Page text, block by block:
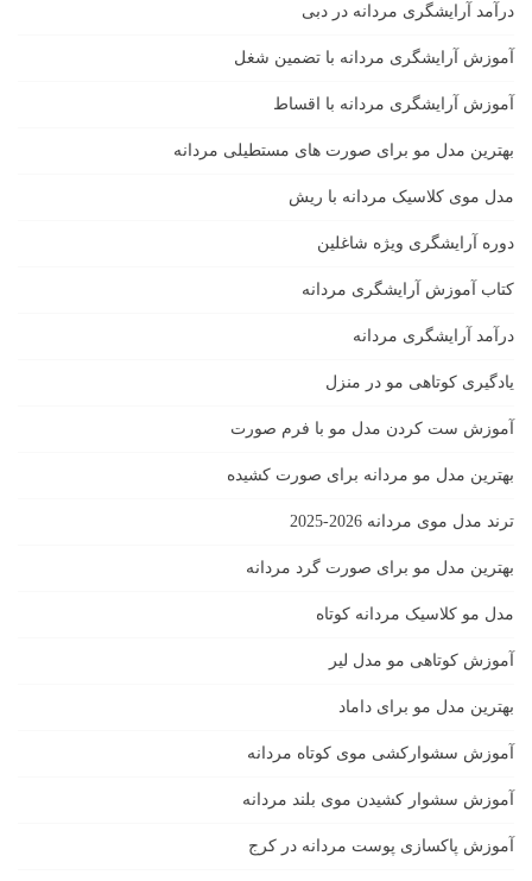
درآمد آرایشگری مردانه در دبی
آموزش آرایشگری مردانه با تضمین شغل
آموزش آرایشگری مردانه با اقساط
بهترین مدل مو برای صورت های مستطیلی مردانه
مدل موی کلاسیک مردانه با ریش
دوره آرایشگری ویژه شاغلین
کتاب آموزش آرایشگری مردانه
درآمد آرایشگری مردانه
یادگیری كوتاهى مو در منزل
آموزش ست كردن مدل مو با فرم صورت
بهترین مدل مو مردانه برای صورت کشیده
ترند مدل موی مردانه 2026-2025
بهترين مدل مو براى صورت گرد مردانه
مدل مو کلاسیک مردانه کوتاه
آموزش کوتاهی مو مدل لیر
بهترین مدل مو برای داماد
آموزش سشوارکشی موی کوتاه مردانه
آموزش سشوار کشیدن موی بلند مردانه
آموزش پاکسازی پوست مردانه در کرج